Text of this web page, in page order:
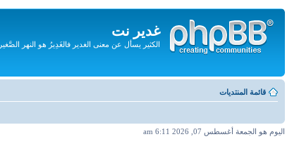
غدير نت
الكثير يسأل عن معنى الغدير فالغَدِيرُ هو النهر الصَّغير.
المحتويات
قائمة المنتديات
اليوم هو الجمعة أغسطس 07, 2026 6:11 am